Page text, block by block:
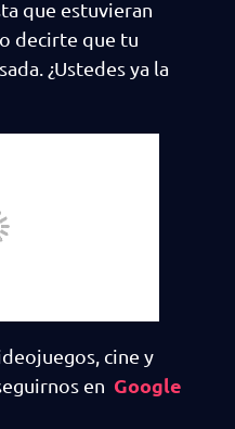
que estuvieran
decirte que tu
¿Ustedes ya la
cine y
en Google